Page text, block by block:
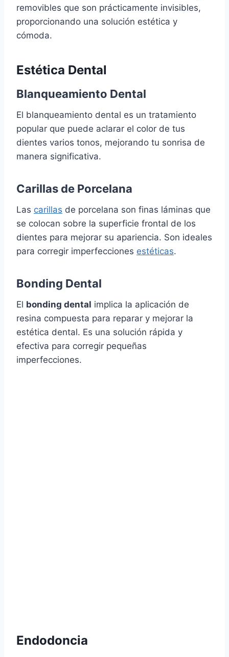
removibles que son prácticamente invisibles,
proporcionando una solución estética y
cómoda.
Estética Dental
Blanqueamiento Dental
El blanqueamiento dental es un tratamiento
popular que puede aclarar el color de tus
dientes varios tonos, mejorando tu sonrisa de
manera significativa.
Carillas de Porcelana
Las carillas de porcelana son finas láminas que
se colocan sobre la superficie frontal de los
dientes para mejorar su apariencia. Son ideales
para corregir imperfecciones estéticas.
Bonding Dental
El bonding dental implica la aplicación de
resina compuesta para reparar y mejorar la
estética dental. Es una solución rápida y
efectiva para corregir pequeñas
imperfecciones.
Endodoncia